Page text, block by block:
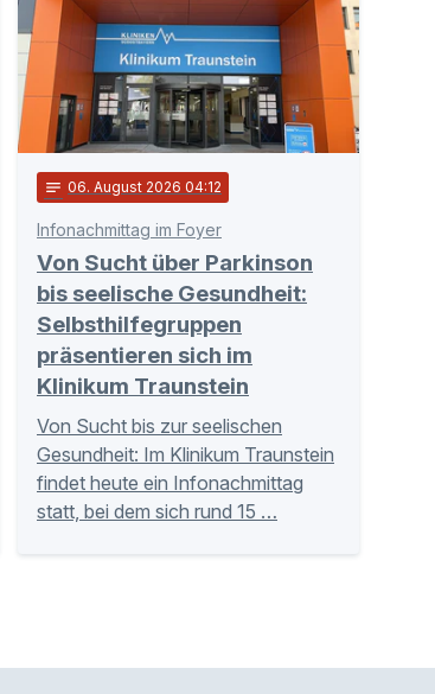
notes 06. August 2026 04:12
Infonachmittag im Foyer
Von Sucht über Parkinson
bis seelische Gesundheit:
Selbsthilfegruppen
präsentieren sich im
Klinikum Traunstein
Von Sucht bis zur seelischen
Gesundheit: Im Klinikum Traunstein
findet heute ein Infonachmittag
statt, bei dem sich rund 15 …